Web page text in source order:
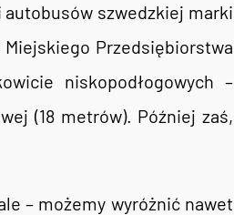
szwedzkiej marki
Miejskiego Przedsiębiorstwa
niskopodłogowych –
(18 metrów). Później zaś,
– możemy wyróżnić nawet